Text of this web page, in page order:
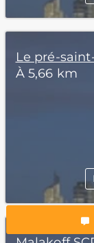
Le pré-
À 5,66 km